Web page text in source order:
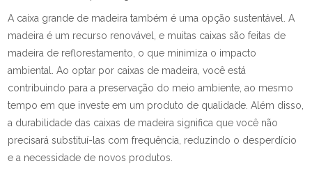
A caixa grande de madeira também é uma opção sustentável. A
madeira é um recurso renovável, e muitas caixas são feitas de
madeira de reflorestamento, o que minimiza o impacto
ambiental. Ao optar por caixas de madeira, você está
contribuindo para a preservação do meio ambiente, ao mesmo
tempo em que investe em um produto de qualidade. Além disso,
a durabilidade das caixas de madeira significa que você não
precisará substituí-las com frequência, reduzindo o desperdício
e a necessidade de novos produtos.